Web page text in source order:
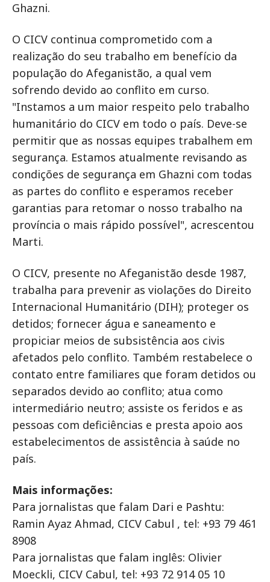
Ghazni.
O CICV continua comprometido com a
realização do seu trabalho em benefício da
população do Afeganistão, a qual vem
sofrendo devido ao conflito em curso.
"Instamos a um maior respeito pelo trabalho
humanitário do CICV em todo o país. Deve-se
permitir que as nossas equipes trabalhem em
segurança. Estamos atualmente revisando as
condições de segurança em Ghazni com todas
as partes do conflito e esperamos receber
garantias para retomar o nosso trabalho na
província o mais rápido possível", acrescentou
Marti.
O CICV, presente no Afeganistão desde 1987,
trabalha para prevenir as violações do Direito
Internacional Humanitário (DIH); proteger os
detidos; fornecer água e saneamento e
propiciar meios de subsistência aos civis
afetados pelo conflito. Também restabelece o
contato entre familiares que foram detidos ou
separados devido ao conflito; atua como
intermediário neutro; assiste os feridos e as
pessoas com deficiências e presta apoio aos
estabelecimentos de assistência à saúde no
país.
Mais informações:
Para jornalistas que falam Dari e Pashtu:
Ramin Ayaz Ahmad, CICV Cabul , tel: +93 79 461
8908
Para jornalistas que falam inglês: Olivier
Moeckli, CICV Cabul, tel: +93 72 914 05 10